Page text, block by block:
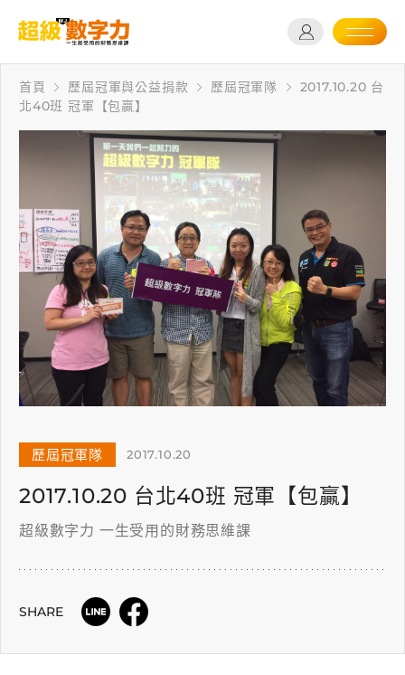
首頁 歷屆冠軍與公益捐款 歷屆冠軍隊
2017.10.20 台
北40班 冠軍【包贏】
歷屆冠軍隊 2017.10.20
2017.10.20 台北40班 冠軍【包贏】
超級數字力 一生受用的財務思維課
SHARE